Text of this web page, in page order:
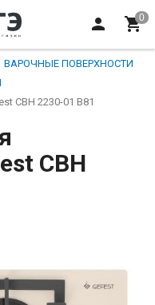
ВАРОЧНЫЕ ПОВЕРХНОСТИ
СВН 2230-01 В81
СВН